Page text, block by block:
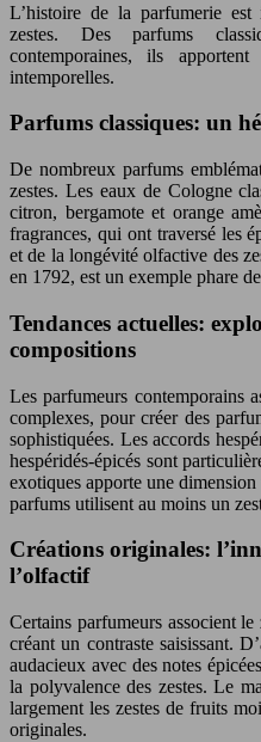
L’histoire de la parfumerie
zestes. Des parfums
contemporaines, ils
intemporelles.
Parfums classiques: un
De nombreux parfums
zestes. Les eaux de Cologne
citron, bergamote et orange
fragrances, qui ont traversé les
et de la longévité olfactive des
en 1792, est un exemple phare
Tendances actuelles:
compositions
Les parfumeurs contemporains
complexes, pour créer des
sophistiquées. Les accords
hespéridés-épicés sont
exotiques apporte une
parfums utilisent au moins un
Créations originales:
l’olfactif
Certains parfumeurs associent
créant un contraste saisissant.
audacieux avec des notes
la polyvalence des zestes. Le
largement les zestes de fruits
originales.